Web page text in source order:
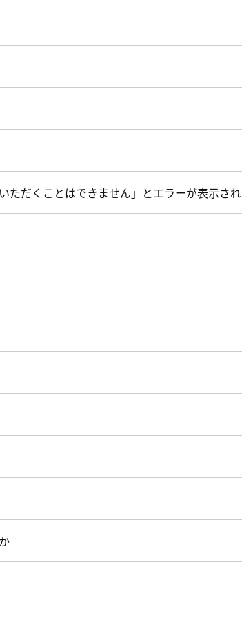
ただくことはできません」とエラーが表示さ